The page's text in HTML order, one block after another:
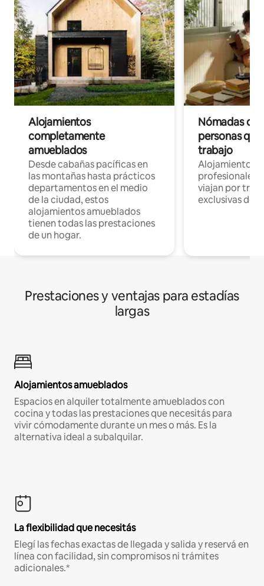
Alojamientos
completamente
amueblados
Desde cabañas pacíficas en
las montañas hasta prácticos
departamentos en el medio
de la ciudad, estos
alojamientos amueblados
tienen todas las prestaciones
de un hogar.
Nómadas
personas
trabajo
Alojamientos
profesionales
viajan por
exclusivas de
Prestaciones y ventajas para estadías
largas
Alojamientos amueblados
Espacios en alquiler totalmente amueblados con
cocina y todas las prestaciones que necesitás para
vivir cómodamente durante un mes o más. Es la
alternativa ideal a subalquilar.
La flexibilidad que necesitás
Elegí las fechas exactas de llegada y salida y reservá en
línea con facilidad, sin compromisos ni trámites
adicionales.*